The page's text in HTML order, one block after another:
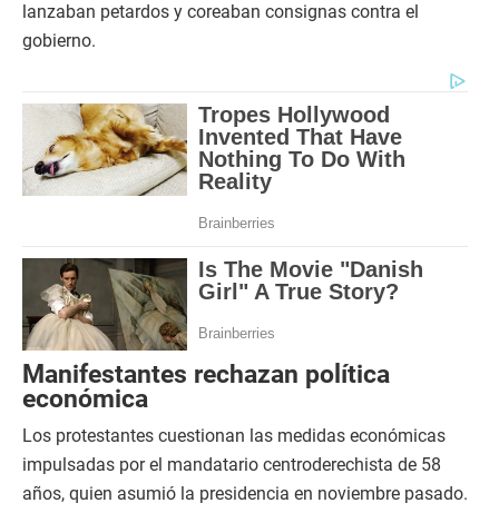
lanzaban petardos y coreaban consignas contra el
gobierno.
Manifestantes rechazan política
económica
Los protestantes cuestionan las medidas económicas
impulsadas por el mandatario centroderechista de 58
años, quien asumió la presidencia en noviembre pasado.